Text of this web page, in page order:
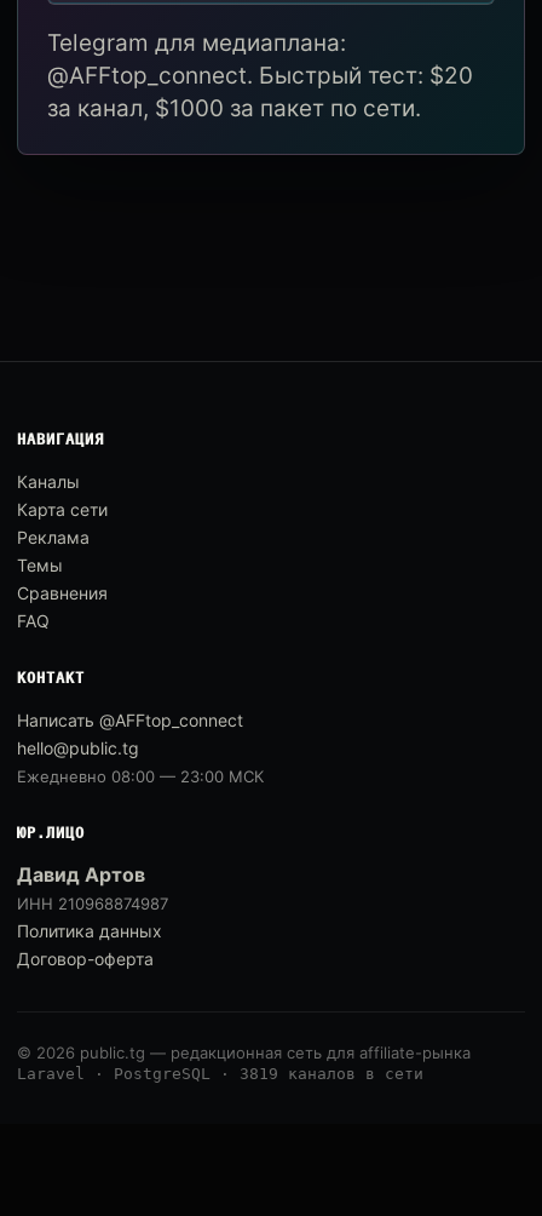
Telegram для медиаплана:
@AFFtop_connect. Быстрый тест: $20
за канал, $1000 за пакет по сети.
НАВИГАЦИЯ
Каналы
Карта сети
Реклама
Темы
Сравнения
FAQ
КОНТАКТ
Написать @AFFtop_connect
hello@public.tg
Ежедневно 08:00 — 23:00 МСК
ЮР.ЛИЦО
Давид Артов
ИНН 210968874987
Политика данных
Договор-оферта
© 2026 public.tg — редакционная сеть для affiliate-рынка
Laravel · PostgreSQL · 3819 каналов в сети